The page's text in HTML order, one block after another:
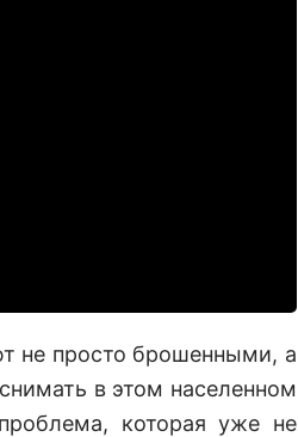
не просто брошенными, а
в этом населенном
которая уже не